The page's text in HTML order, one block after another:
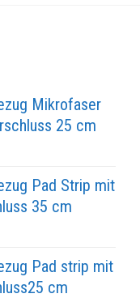
Mikrofaser
25 cm
Pad Strip mit
35 cm
Pad strip mit
cm